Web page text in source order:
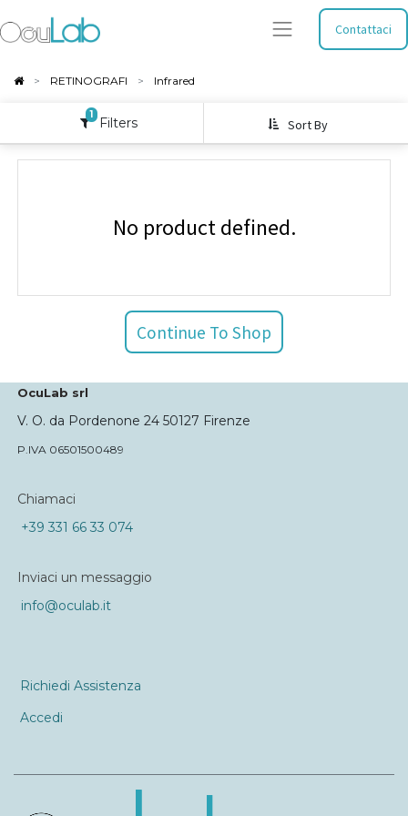
Contattaci
RETINOGRAFI Infrared
1
Filters Sort By
No product defined.
Continue To Shop
OcuLab srl
V. O. da Pordenone 24 50127 Firenze
P.IVA 06501500489
Chiamaci
+39 331 66 33 074
Inviaci un messaggio
info@oculab.it
Richiedi Assistenza
Accedi